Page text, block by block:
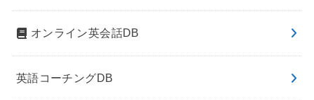
オンライン英会話DB
英語コーチングDB